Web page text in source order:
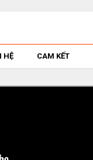
HỆ CAM KẾT